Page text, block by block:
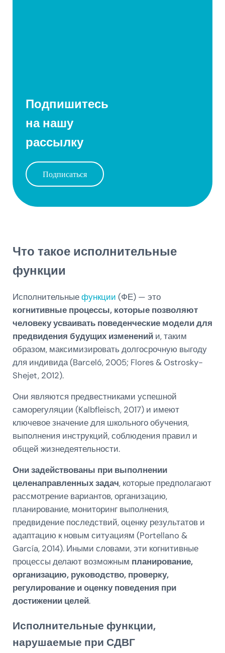
Подпишитесь
на нашу
рассылку
Подписаться
Что такое исполнительные
функции
Исполнительныефункции (ФЕ) — это
когнитивные процессы, которые позволяют
человеку усваивать поведенческие модели для
предвидения будущих измененийи, таким
образом, максимизировать долгосрочную выгоду
для индивида (Barceló, 2005; Flores & Ostrosky-
Shejet, 2012).
Они являются предвестниками успешной
саморегуляции (Kalbfleisch, 2017) и имеют
ключевое значение для школьного обучения,
выполнения инструкций, соблюдения правил и
общей жизнедеятельности.
Они задействованы при выполнении
целенаправленных задач, которые предполагают
рассмотрение вариантов, организацию,
планирование, мониторинг выполнения,
предвидение последствий, оценку результатов и
адаптацию к новым ситуациям (Portellano &
García, 2014). Иными словами, эти когнитивные
процессы делают возможным планирование,
организацию, руководство, проверку,
регулирование и оценку поведения при
достижении целей.
Исполнительные функции,
нарушаемые при СДВГ